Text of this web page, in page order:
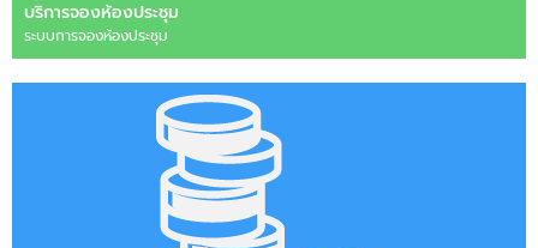
บริการจองห้องประชุม
ระบบการจองห้องประชุม